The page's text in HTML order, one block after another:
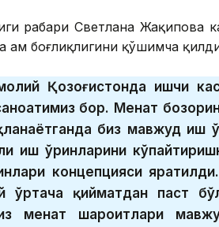
раҳбари Светлана Жақипова
ҳам боғлиқлигини қўшимча
Қозоғистонда ишчи
бор. Меҳнат
биз мавжуд иш
иш ўринларини
концепцияси
ўртача қийматдан паст
меҳнат шароитлари